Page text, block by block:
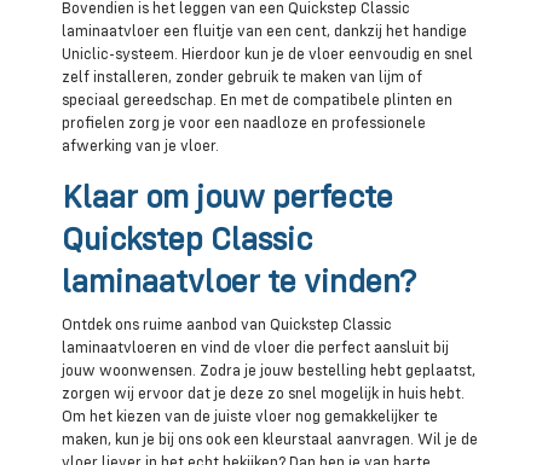
Bovendien is het leggen van een Quickstep Classic
laminaatvloer een fluitje van een cent, dankzij het handige
Uniclic-systeem. Hierdoor kun je de vloer eenvoudig en snel
zelf installeren, zonder gebruik te maken van lijm of
speciaal gereedschap. En met de compatibele plinten en
profielen zorg je voor een naadloze en professionele
afwerking van je vloer.
Klaar om jouw perfecte
Quickstep Classic
laminaatvloer te vinden?
Ontdek ons ruime aanbod van Quickstep Classic
laminaatvloeren en vind de vloer die perfect aansluit bij
jouw woonwensen. Zodra je jouw bestelling hebt geplaatst,
zorgen wij ervoor dat je deze zo snel mogelijk in huis hebt.
Om het kiezen van de juiste vloer nog gemakkelijker te
maken, kun je bij ons ook een kleurstaal aanvragen. Wil je de